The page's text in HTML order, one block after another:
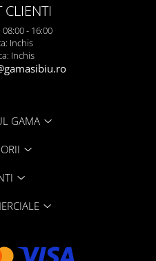
CLIENTI
- 16:00
Inchis
Inchis
GAMA